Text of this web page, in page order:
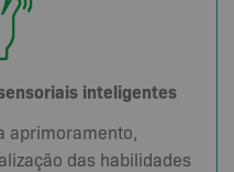
inteligentes
aprimoramento,
das habilidades